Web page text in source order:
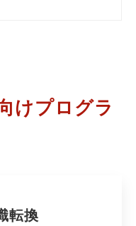
けプログラ
転換